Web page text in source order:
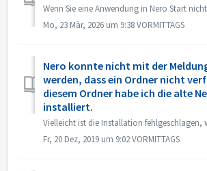
Mo, 23 Mär, 2026 um 9:38 VORMITTAGS
Nero konnte nicht mit der
werden, dass ein Ordner nicht
diesem Ordner habe ich die alte
installiert.
Fr, 20 Dez, 2019 um 9:02 VORMITTAGS